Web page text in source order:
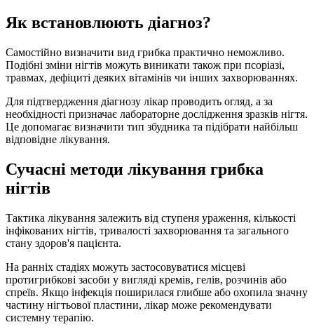
Як встановлюють діагноз?
Самостійно визначити вид грибка практично неможливо.
Подібні зміни нігтів можуть виникати також при псоріазі,
травмах, дефіциті деяких вітамінів чи інших захворюваннях.
Для підтвердження діагнозу лікар проводить огляд, а за
необхідності призначає лабораторне дослідження зразків нігтя.
Це допомагає визначити тип збудника та підібрати найбільш
відповідне лікування.
Сучасні методи лікування грибка
нігтів
Тактика лікування залежить від ступеня ураження, кількості
інфікованих нігтів, тривалості захворювання та загального
стану здоров'я пацієнта.
На ранніх стадіях можуть застосовуватися місцеві
протигрибкові засоби у вигляді кремів, гелів, розчинів або
спреїв. Якщо інфекція поширилася глибше або охопила значну
частину нігтьової пластини, лікар може рекомендувати
системну терапію.